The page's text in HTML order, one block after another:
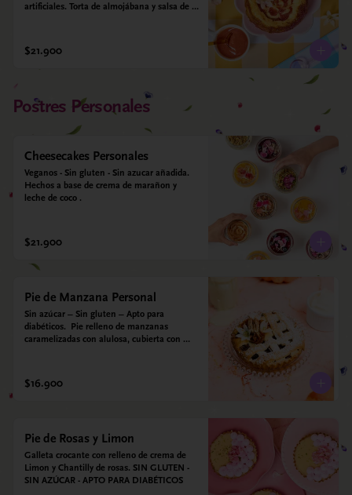
artificiales. Torta de almojábana y salsa de
alulosa, leche deslactosada, leche de coco,
vainilla. Salsa de guayaba: Guayaba y
$21.900
Postres Personales
Cheesecakes Personales
Veganos - Sin gluten - Sin azucar añadida.
Hechos a base de crema de marañon y
leche de coco .
$21.900
Pie de Manzana Personal
Sin azúcar – Sin gluten – Apto para
diabéticos.  Pie relleno de manzanas
caramelizadas con alulosa, cubierta con
de leche de coco y que envuelve todos los
sabores.
$16.900
Pie de Rosas y Limon
Galleta crocante con relleno de crema de
Limon y Chantilly de rosas. SIN GLUTEN -
SIN AZÚCAR - APTO PARA DIABÉTICOS